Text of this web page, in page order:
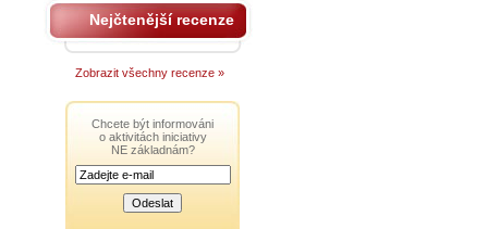
Nejčtenější recenze
Zobrazit všechny recenze »
Chcete být informováni
o aktivitách iniciativy
NE základnám?